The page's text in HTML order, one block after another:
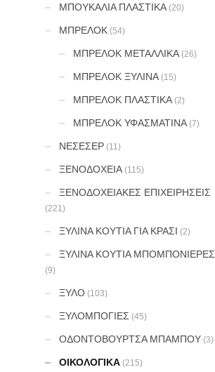
ΜΠΟΥΚΑΛΙΑ ΠΛΑΣΤΙΚΑ (20)
ΜΠΡΕΛΟΚ (54)
ΜΠΡΕΛΟΚ ΜΕΤΑΛΛΙΚΑ (26)
ΜΠΡΕΛΟΚ ΞΥΛΙΝΑ (15)
ΜΠΡΕΛΟΚ ΠΛΑΣΤΙΚΑ (2)
ΜΠΡΕΛΟΚ ΥΦΑΣΜΑΤΙΝΑ (7)
ΝΕΣΕΣΕΡ (11)
ΞΕΝΟΔΟΧΕΙΑ (115)
ΞΕΝΟΔΟΧΕΙΑΚΕΣ ΕΠΙΧΕΙΡΗΣΕΙΣ
(221)
ΞΥΛΙΝΑ ΚΟΥΤΙΑ ΓΙΑ ΚΡΑΣΙ (2)
ΞΥΛΙΝΑ ΚΟΥΤΙΑ ΜΠΟΜΠΟΝΙΕΡΕΣ
(9)
ΞΥΛΟ (103)
ΞΥΛΟΜΠΟΓΙΕΣ (45)
ΟΔΟΝΤΟΒΟΥΡΤΣΑ ΜΠΑΜΠΟΥ (3)
ΟΙΚΟΛΟΓΙΚΑ (215)